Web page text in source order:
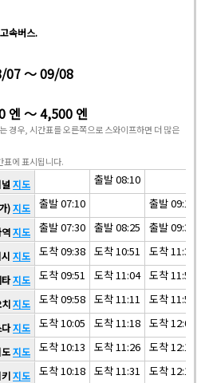
속버스.
07 ～ 09/08
엔 ～ 4,500 엔
경우, 시간표를 오른쪽으로 스와이프하면 더 많은
표에 표시됩니다.
지도 출발 08:10
)지도 출발 07:10 출발 09:10
지도 출발 07:30 출발 08:25 출발 09:30
지도 도착 09:38 도착 10:51 도착 11:38
타지도 도착 09:51 도착 11:04 도착 11:51
지도 도착 09:58 도착 11:11 도착 11:58
다지도 도착 10:05 도착 11:18 도착 12:05
지도 도착 10:13 도착 11:26 도착 12:13
지도 도착 10:18 도착 11:31 도착 12:18